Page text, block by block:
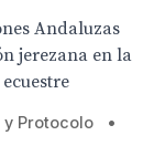
Andaluzas
jerezana en la
y Protocolo
•